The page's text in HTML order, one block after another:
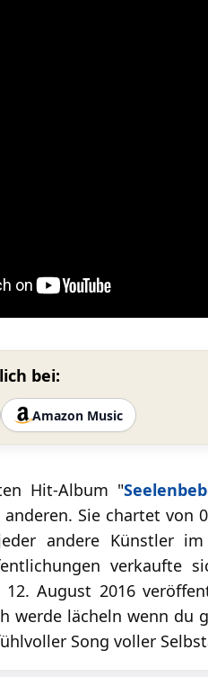
bei:
Amazon Music
Hit-Album "
anderen. Sie chartet
andere Künstler
verkaufte
12. August 2016
werde lächeln wenn du
Song voller